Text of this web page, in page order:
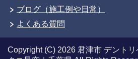
ブログ（施工例や日常）
よくある質問
Copyright (C) 2026 君津市 デント